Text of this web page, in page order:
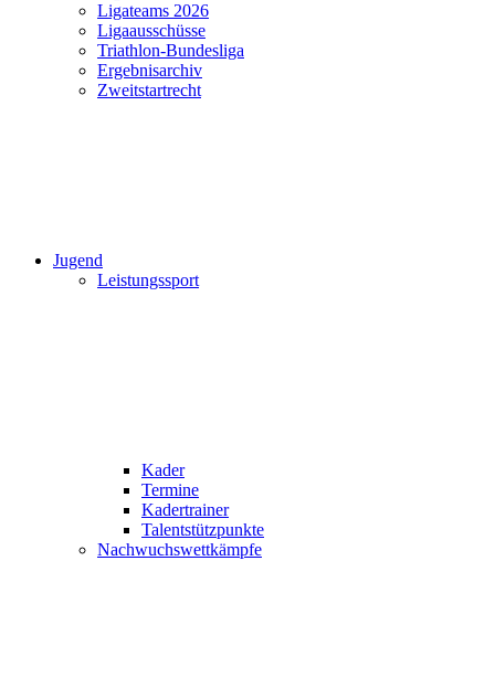
Ligateams 2026
Ligaausschüsse
Triathlon-Bundesliga
Ergebnisarchiv
Zweitstartrecht
Jugend
Leistungssport
Kader
Termine
Kadertrainer
Talentstützpunkte
Nachwuchswettkämpfe